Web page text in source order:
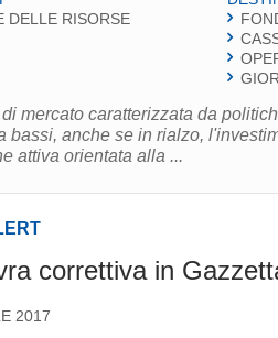
DELLE RISORSE
mercato caratterizzata da
bassi, anche se in rialzo,
attiva orientata alla ...
correttiva in
2017